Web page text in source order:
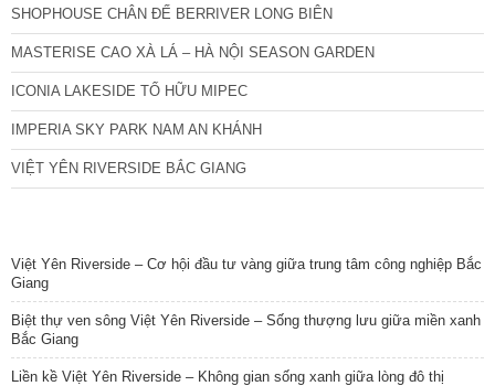
SHOPHOUSE CHÂN ĐẾ BERRIVER LONG BIÊN
MASTERISE CAO XÀ LÁ – HÀ NỘI SEASON GARDEN
ICONIA LAKESIDE TỐ HỮU MIPEC
IMPERIA SKY PARK NAM AN KHÁNH
VIỆT YÊN RIVERSIDE BẮC GIANG
Việt Yên Riverside – Cơ hội đầu tư vàng giữa trung tâm công nghiệp Bắc
Giang
Biệt thự ven sông Việt Yên Riverside – Sống thượng lưu giữa miền xanh
Bắc Giang
Liền kề Việt Yên Riverside – Không gian sống xanh giữa lòng đô thị